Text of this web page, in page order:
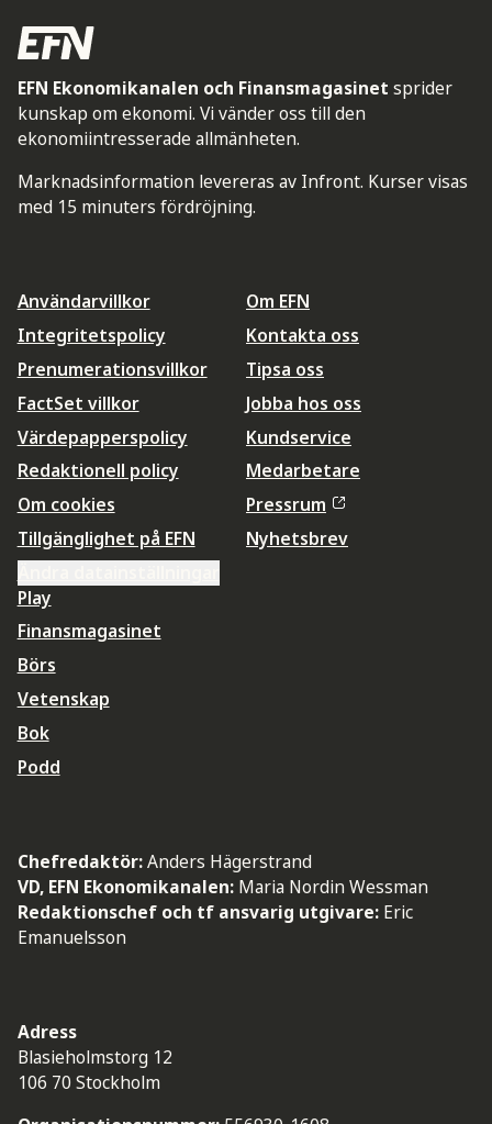
EFN Ekonomikanalen och Finansmagasinet sprider
kunskap om ekonomi. Vi vänder oss till den
ekonomiintresserade allmänheten.
Marknadsinformation levereras av Infront. Kurser visas
med 15 minuters fördröjning.
Användarvillkor
Integritetspolicy
Prenumerationsvillkor
FactSet villkor
Värdepapperspolicy
Redaktionell policy
Om cookies
Tillgänglighet på EFN
Om EFN
Kontakta oss
Tipsa oss
Jobba hos oss
Kundservice
Medarbetare
Pressrum
Nyhetsbrev
Play
Finansmagasinet
Börs
Vetenskap
Bok
Podd
Chefredaktör:Anders Hägerstrand
VD, EFN Ekonomikanalen: Maria Nordin Wessman
Redaktionschef och tf ansvarig utgivare: Eric
Emanuelsson
Adress
Blasieholmstorg 12
106 70 Stockholm